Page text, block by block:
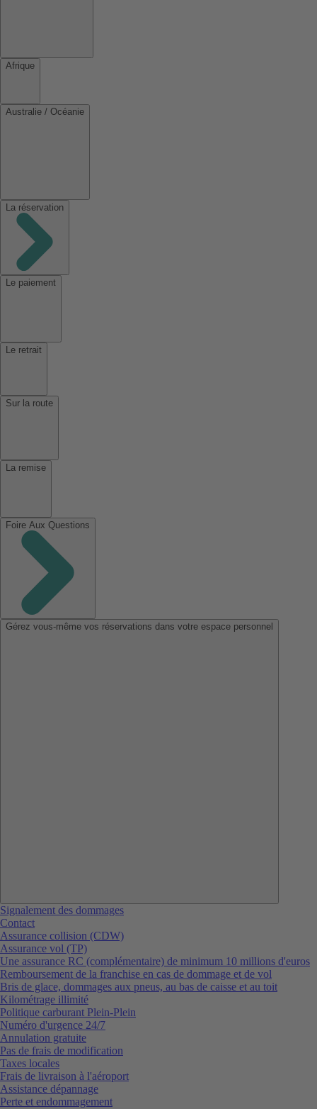
Afrique
Australie / Océanie
La réservation
Le paiement
Le retrait
Sur la route
La remise
Foire Aux Questions
Gérez vous-même vos réservations dans votre espace personnel
Signalement des dommages
Contact
Assurance collision (CDW)
Assurance vol (TP)
Une assurance RC (complémentaire) de minimum 10 millions d'euros
Remboursement de la franchise en cas de dommage et de vol
Bris de glace, dommages aux pneus, au bas de caisse et au toit
Kilométrage illimité
Politique carburant Plein-Plein
Numéro d'urgence 24/7
Annulation gratuite
Pas de frais de modification
Taxes locales
Frais de livraison à l'aéroport
Assistance dépannage
Perte et endommagement